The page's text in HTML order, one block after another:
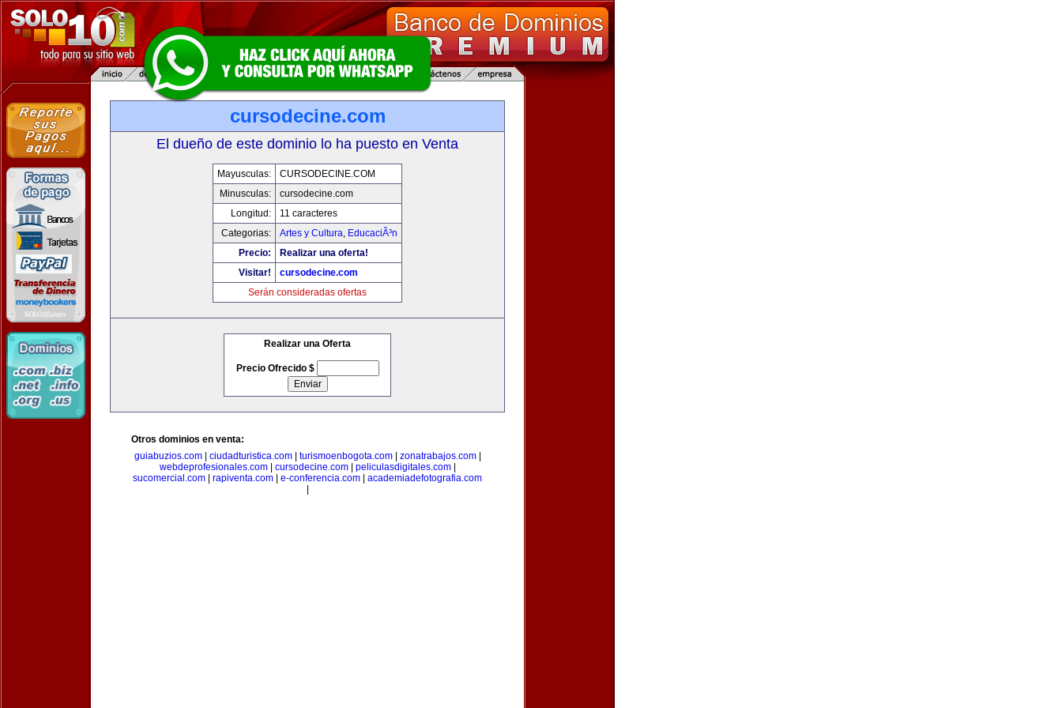
cursodecine.com
El dueño de este dominio lo ha puesto en Venta
Mayusculas:
CURSODECINE.COM
Minusculas:
cursodecine.com
Longitud:
11 caracteres
Categorias:
Artes y Cultura, EducaciÃ³n
Precio:
Realizar una oferta!
Visitar!
cursodecine.com
Serán consideradas ofertas
Realizar una Oferta
Precio Ofrecido $
Otros dominios en venta:
guiabuzios.com| ciudadturistica.com| turismoenbogota.com| zonatrabajos.com|
webdeprofesionales.com| cursodecine.com| peliculasdigitales.com|
sucomercial.com
rapiventa.com e-conferencia.com
academiadefotografia.com